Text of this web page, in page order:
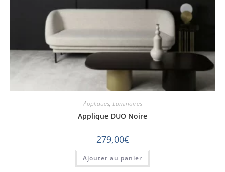
Appliques, Luminaires
Applique DUO Noire
279,00€
Ajouter au panier